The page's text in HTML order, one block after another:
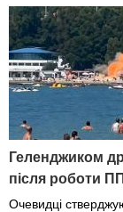
Геленджиком
після роботи
Очевидці